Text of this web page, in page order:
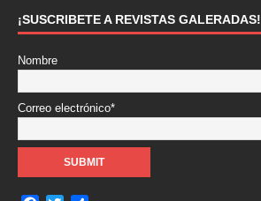
¡SUSCRIBETE A REVISTAS GALERADAS!
Nombre
Correo electrónico*